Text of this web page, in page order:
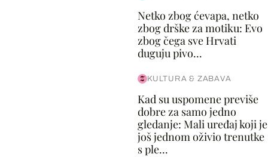
Netko zbog ćevapa, netko
zbog drške za motiku: Evo
zbog čega sve Hrvati
duguju pivo...
KULTURA & ZABAVA
Kad su uspomene previše
dobre za samo jedno
gledanje: Mali uređaj koji je
još jednom oživio trenutke
s ple...